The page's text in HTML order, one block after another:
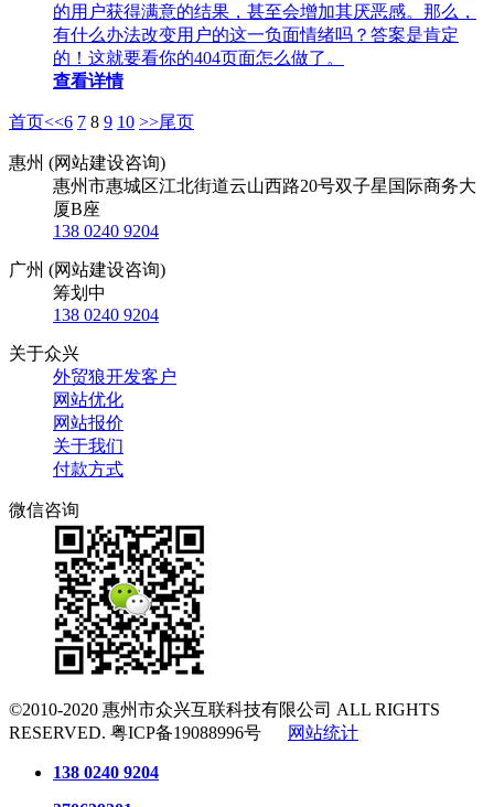
的用户获得满意的结果，甚至会增加其厌恶感。那么，
有什么办法改变用户的这一负面情绪吗？答案是肯定
的！这就要看你的404页面怎么做了。
查看详情
首页<<6 7 8 9 10 >>尾页
惠州 (网站建设咨询)
惠州市惠城区江北街道云山西路20号双子星国际商务大
厦B座
138 0240 9204
广州 (网站建设咨询)
筹划中
138 0240 9204
关于众兴
外贸狼开发客户
网站优化
网站报价
关于我们
付款方式
微信咨询
©2010-2020 惠州市众兴互联科技有限公司 ALL RIGHTS
RESERVED. 粤ICP备19088996号 网站统计
138 0240 9204